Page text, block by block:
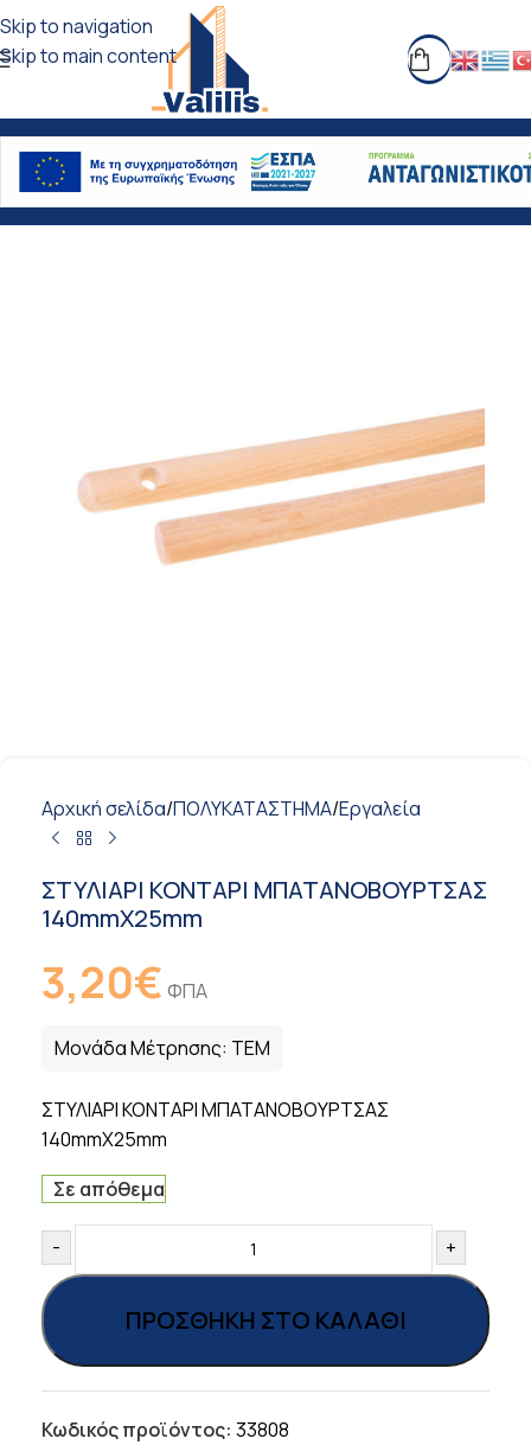
Skip to navigation
Skip to main content
Αρχική σελίδα/ΠΟΛΥΚΑΤΑΣΤΗΜΑ/Εργαλεία
ΣΤΥΛΙΑΡΙ ΚΟΝΤΑΡΙ ΜΠΑΤΑΝΟΒΟΥΡΤΣΑΣ
140mmX25mm
3,20€ ΦΠΑ
Μονάδα Μέτρησης: ΤΕΜ
ΣΤΥΛΙΑΡΙ ΚΟΝΤΑΡΙ ΜΠΑΤΑΝΟΒΟΥΡΤΣΑΣ
140mmX25mm
Σε απόθεμα
- +
ΠΡΟΣΘΉΚΗ ΣΤΟ ΚΑΛΆΘΙ
Κωδικός προϊόντος: 33808